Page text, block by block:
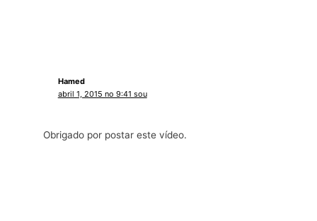
Hamed
abril 1, 2015 no 9:41 sou
Obrigado por postar este vídeo.